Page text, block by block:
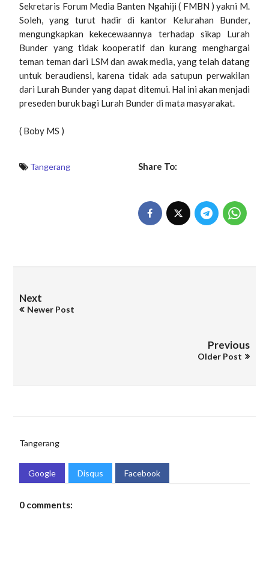
Sekretaris Forum Media Banten Ngahiji ( FMBN ) yakni M.
Soleh, yang turut hadir di kantor Kelurahan Bunder,
mengungkapkan kekecewaannya terhadap sikap Lurah
Bunder yang tidak kooperatif dan kurang menghargai
teman teman dari LSM dan awak media, yang telah datang
untuk beraudiensi, karena tidak ada satupun perwakilan
dari Lurah Bunder yang dapat ditemui. Hal ini akan menjadi
preseden buruk bagi Lurah Bunder di mata masyarakat.
( Boby MS )
Tangerang Share To:
Next
Newer Post
Previous
Older Post
Tangerang
Google Disqus Facebook
0 comments: